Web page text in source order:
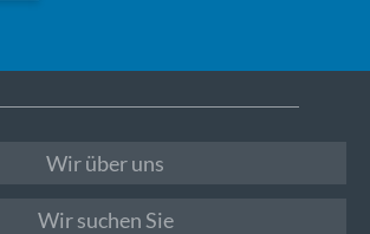
Wir über uns
Wir suchen Sie